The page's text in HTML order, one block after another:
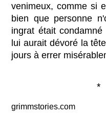
venimeux, comme si
bien que personne
ingrat était
lui aurait dévoré la
jours à errer
grimmstories.com